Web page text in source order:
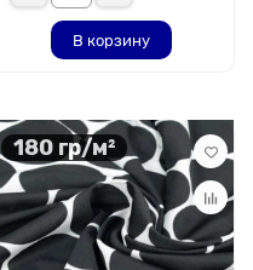
В корзину
180 гр/м²